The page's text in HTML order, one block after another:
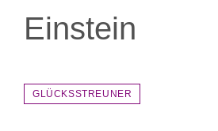
Einstein
GLÜCKSSTREUNER